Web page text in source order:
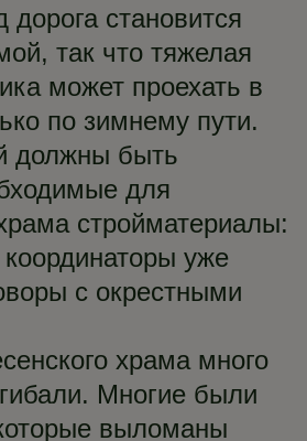
дорога становится
так что тяжелая
может проехать в
по зимнему пути.
должны быть
для
стройматериалы:
уже
с окрестными
храма много
Многие были
выломаны